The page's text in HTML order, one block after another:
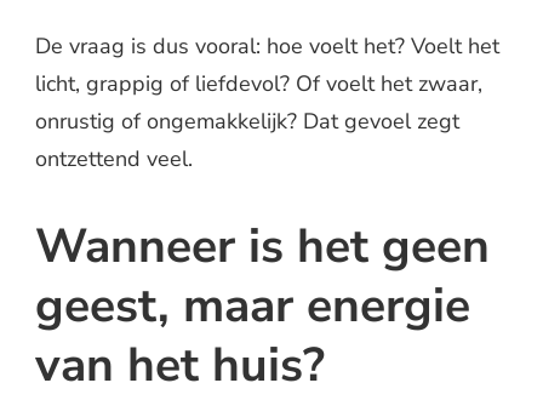
De vraag is dus vooral: hoe voelt het? Voelt het
licht, grappig of liefdevol? Of voelt het zwaar,
onrustig of ongemakkelijk? Dat gevoel zegt
ontzettend veel.
Wanneer is het geen
geest, maar energie
van het huis?